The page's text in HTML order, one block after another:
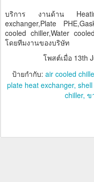
บริการ งานด้าน
exchanger,Plate
cooled chiller,Water
โดยทีมงานของบริษัท
โพสต์เมื่อ 13th
ป้ายกำกับ: air cooled
plate heat exchanger
chiller ข